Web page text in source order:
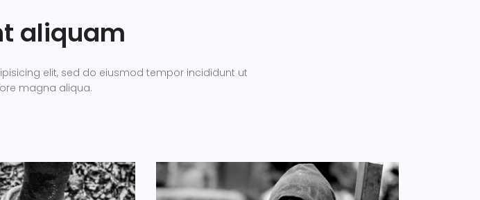
aliquam
elit, sed do eiusmod tempor incididunt ut
magna aliqua.